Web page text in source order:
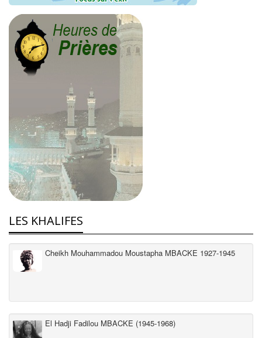
LES KHALIFES
Cheikh Mouhammadou Moustapha MBACKE 1927-1945
El Hadji Fadilou MBACKE (1945-1968)